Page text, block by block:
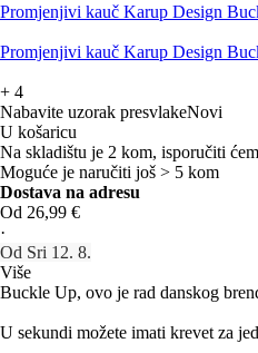
Promjenjivi kauč Karup Design
Promjenjivi kauč Karup Design
+ 4
Nabavite uzorak presvlakeNovi
U košaricu
Na skladištu je 2 kom, isporučiti
Moguće je naručiti još > 5 kom
Dostava na adresu
Od 26,99 €
·
Od Sri 12. 8.
Više
Buckle Up, ovo je rad danskog
U sekundi možete imati krevet za